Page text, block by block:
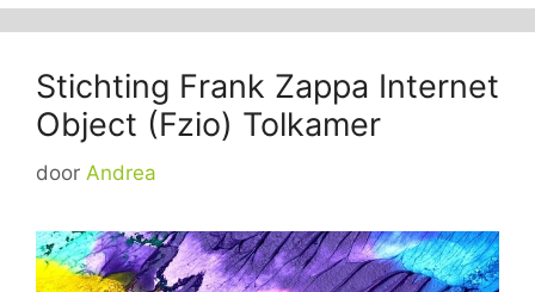
Stichting Frank Zappa Internet
Object (Fzio) Tolkamer
door Andrea